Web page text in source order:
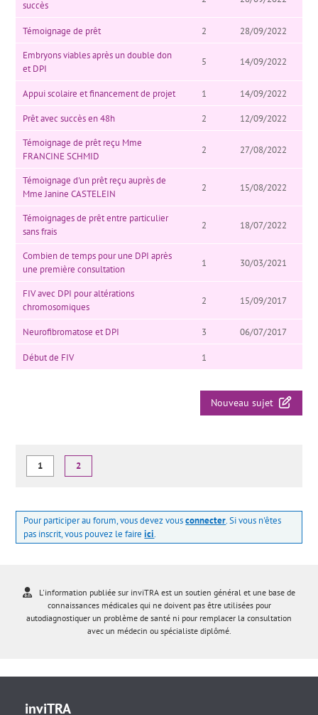
succès
Témoignage de prêt 2
28/09/2022
Embryons viables après un double don
et DPI
5 14/09/2022
Appui scolaire et financement de projet 1 14/09/2022
Prêt avec succès en 48h 2
12/09/2022
Témoignage de prêt reçu Mme
FRANCINE SCHMID
2 27/08/2022
Témoignage d'un prêt reçu auprès de
Mme Janine CASTELEIN
2 15/08/2022
Témoignages de prêt entre particulier
sans frais
2 18/07/2022
Combien de temps pour une DPI après
une première consultation
1 30/03/2021
FIV avec DPI pour altérations
chromosomiques
2 15/09/2017
Neurofibromatose et DPI 3 06/07/2017
Début de FIV 1
Nouveau sujet
1 2
Pour participer au forum, vous devez vousconnecter. Si vous n'êtes
pas inscrit, vous pouvez le faireici.
L'information publiée sur inviTRA est un soutien général et une base de
connaissances médicales qui ne doivent pas être utilisées pour
autodiagnostiquer un problème de santé ni pour remplacer la consultation
avec un médecin ou spécialiste diplômé.
inviTRA